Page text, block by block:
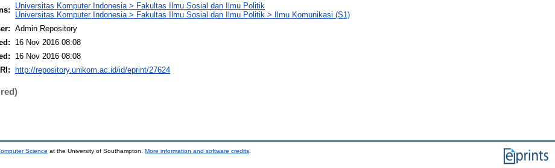
Universitas Komputer Indonesia > Fakultas Ilmu Sosial dan Ilmu Politik
Universitas Komputer Indonesia > Fakultas Ilmu Sosial dan Ilmu Politik > Ilmu Komunikasi (S1)
Admin Repository
16 Nov 2016 08:08
16 Nov 2016 08:08
http://repository.unikom.ac.id/id/eprint/27624
Science at the University of Southampton. More information and software credits